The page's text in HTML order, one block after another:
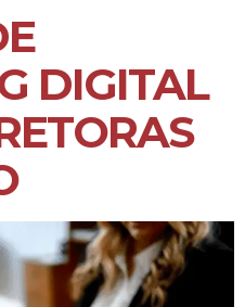
DIGITAL